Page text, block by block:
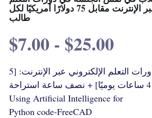
الإلكتروني عبر الإنترنت مقابل 75 دولارًا أمريكيًا لكل
طالب
$7.00 - $25.00
الاشتراك في دورات التعلم الإلكتروني عبر الإنترنت: [5
Using Artificial Intelligence for
Python code-FreeCAD